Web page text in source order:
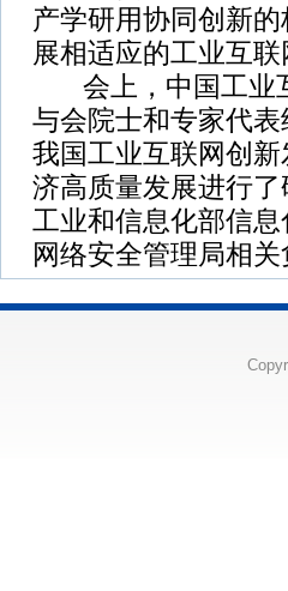
产学研用协同创新
展相适应的工业互联
会上，中国工业
与会院士和专家代
我国工业互联网创
济高质量发展进行了
工业和信息化部信
网络安全管理局相关